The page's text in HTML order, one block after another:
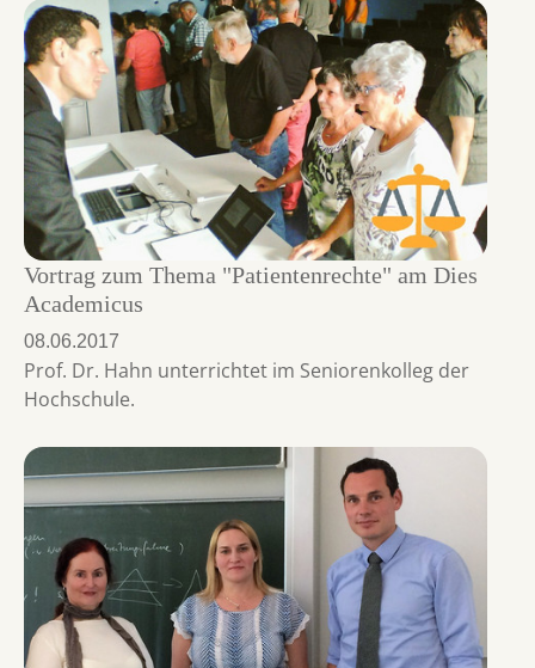
Vortrag zum Thema "Patientenrechte" am Dies
Academicus
08.06.2017
Prof. Dr. Hahn unterrichtet im Seniorenkolleg der
Hochschule.